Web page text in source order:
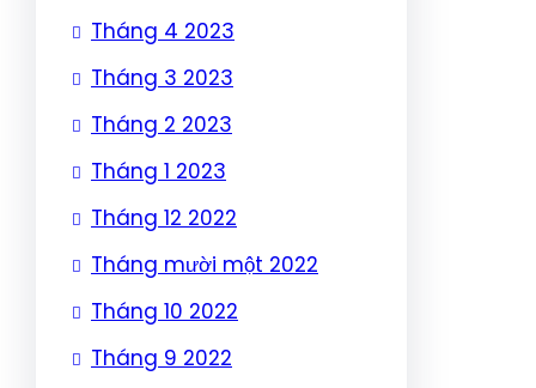
Tháng 4 2023
Tháng 3 2023
Tháng 2 2023
Tháng 1 2023
Tháng 12 2022
Tháng mười một 2022
Tháng 10 2022
Tháng 9 2022